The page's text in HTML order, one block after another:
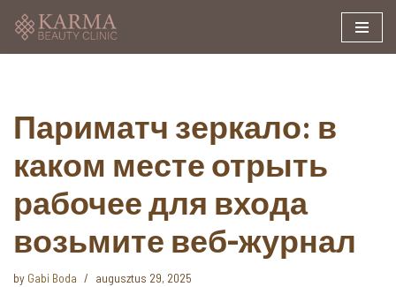
Париматч зеркало: в
каком месте отрыть
рабочее для входа
возьмите веб-журнал
by Gabi Boda augusztus 29, 2025